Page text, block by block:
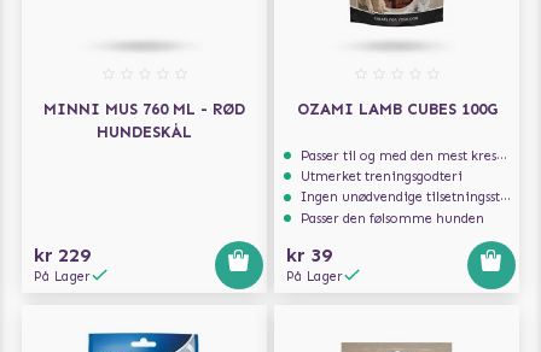
MINNI MUS 760 ML - RØD
HUNDESKÅL
kr 229
På Lager
OZAMI LAMB CUBES 100G
Passer til og med den mest kresne hunden
Utmerket treningsgodteri
Ingen unødvendige tilsetningsstoffer
Passer den følsomme hunden
kr 39
På Lager